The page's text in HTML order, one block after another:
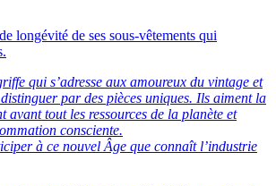
longévité de ses sous-vêtements qui
qui s’adresse aux amoureux du vintage et
par des pièces uniques. Ils aiment la
avant tout les ressources de la planète et
consciente.
à ce nouvel Âge que connaît l’industrie